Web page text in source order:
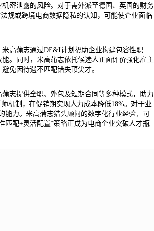
密泄露的风险。对于需外派至德国、英国的财务
规或跨境电商数据隐私的认知，可能使企业面临
高蒲志通过DE&I计划帮助企业构建包容性职
。同时，米高蒲志依托候选人正面评价强化雇主
免因待遇不匹配错失顶尖才。
志提供全职、外包及短期合同等多种模式，助力
机制，在促销期实现人力成本降低18%。对于业
力。米高蒲志猎头顾问的数字化行业经验，可
匹配+灵活配置”策略正成为电商企业突破人才瓶